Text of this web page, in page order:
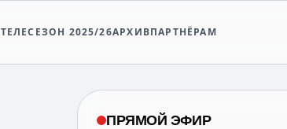
ТЕЛЕСЕЗОН 2025/26АРХИВПАРТНЁРАМ
ПРЯМОЙ ЭФИР